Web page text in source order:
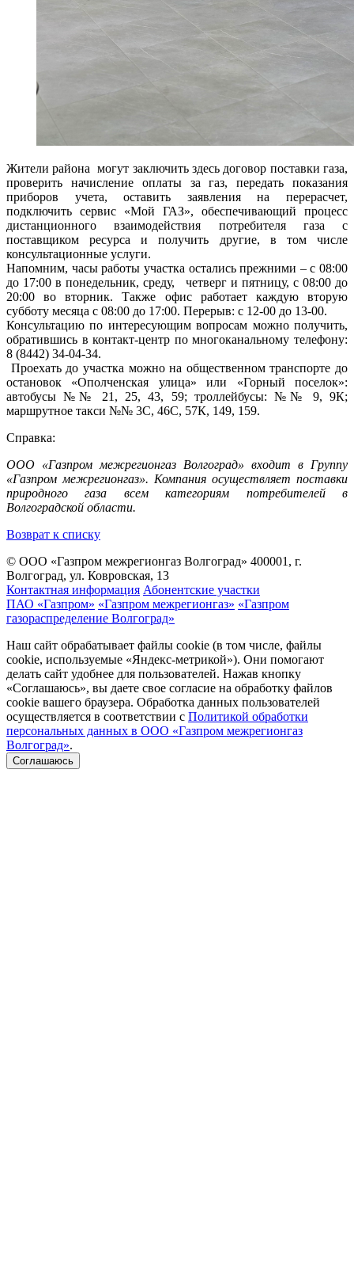
Жители района могут заключить здесь договор поставки газа,
проверить начисление оплаты за газ, передать показания
приборов учета, оставить заявления на перерасчет,
подключить сервис «Мой ГАЗ», обеспечивающий процесс
дистанционного взаимодействия потребителя газа с
поставщиком ресурса и получить другие, в том числе
консультационные услуги.
Напомним, часы работы участка остались прежними – с 08:00
до 17:00 в понедельник, среду, четверг и пятницу, с 08:00 до
20:00 во вторник. Также офис работает каждую вторую
субботу месяца с 08:00 до 17:00. Перерыв: с 12-00 до 13-00.
Консультацию по интересующим вопросам можно получить,
обратившись в контакт-центр по многоканальному телефону:
8 (8442) 34-04-34.
Проехать до участка можно на общественном транспорте до
остановок «Ополченская улица» или «Горный поселок»:
автобусы №№ 21, 25, 43, 59; троллейбусы: №№ 9, 9К;
маршрутное такси №№ 3С, 46С, 57К, 149, 159.
Справка:
ООО «Газпром межрегионгаз Волгоград» входит в Группу
«Газпром межрегионгаз». Компания осуществляет поставки
природного газа всем категориям потребителей в
Волгоградской области.
Возврат к списку
© ООО «Газпром межрегионгаз Волгоград» 400001, г.
Волгоград, ул. Ковровская, 13
Контактная информация Абонентские участки
ПАО «Газпром» «Газпром межрегионгаз» «Газпром
газораспределение Волгоград»
Наш сайт обрабатывает файлы cookie (в том числе, файлы
cookie, используемые «Яндекс-метрикой»). Они помогают
делать сайт удобнее для пользователей. Нажав кнопку
«Соглашаюсь», вы даете свое согласие на обработку файлов
cookie вашего браузера. Обработка данных пользователей
осуществляется в соответствии с Политикой обработки
персональных данных в ООО «Газпром межрегионгаз
Волгоград».
Соглашаюсь